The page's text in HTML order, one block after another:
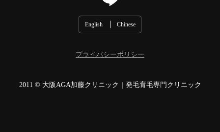
English Chinese
プライバシーポリシー
2011 © 大阪AGA加藤クリニック｜発毛育毛専門クリニック